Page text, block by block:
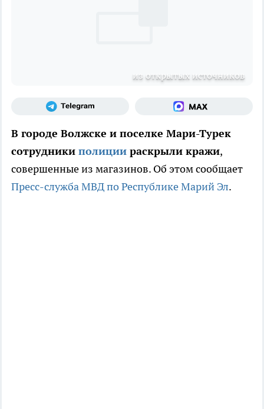
из открытых источников
В городе Волжске и поселке Мари-Турек
сотрудники полиции раскрыли кражи,
совершенные из магазинов. Об этом сообщает
Пресс-служба МВД по Республике Марий Эл.